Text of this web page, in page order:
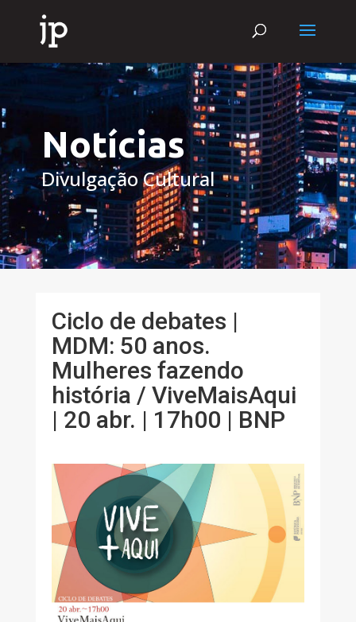
Notícias
Divulgação Cultural
Ciclo de debates |
MDM: 50 anos.
Mulheres fazendo
história / ViveMaisAqui
| 20 abr. | 17h00 | BNP